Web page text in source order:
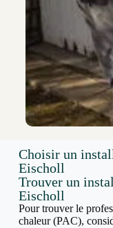
Choisir un
Eischoll
Trouver un
Eischoll
Pour trouver le
chaleur (PAC),